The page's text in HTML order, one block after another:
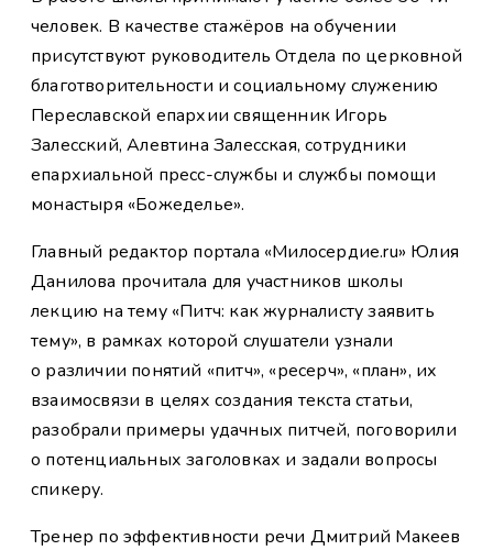
человек. В качестве стажёров на обучении
присутствуют руководитель Отдела по церковной
благотворительности и социальному служению
Переславской епархии священник Игорь
Залесский, Алевтина Залесская, сотрудники
епархиальной пресс-службы и службы помощи
монастыря «Божеделье».
Главный редактор портала «Милосердие.ru» Юлия
Данилова прочитала для участников школы
лекцию на тему «Питч: как журналисту заявить
тему», в рамках которой слушатели узнали
о различии понятий «питч», «ресерч», «план», их
взаимосвязи в целях создания текста статьи,
разобрали примеры удачных питчей, поговорили
о потенциальных заголовках и задали вопросы
спикеру.
Тренер по эффективности речи Дмитрий Макеев